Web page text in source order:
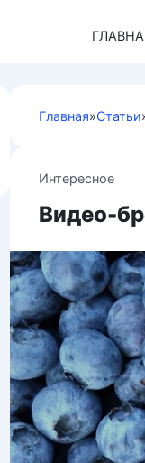
Главная»Статьи
Интересное
Видео-